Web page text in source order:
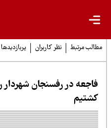
مرتبط نظر کاربران پربازدیدها